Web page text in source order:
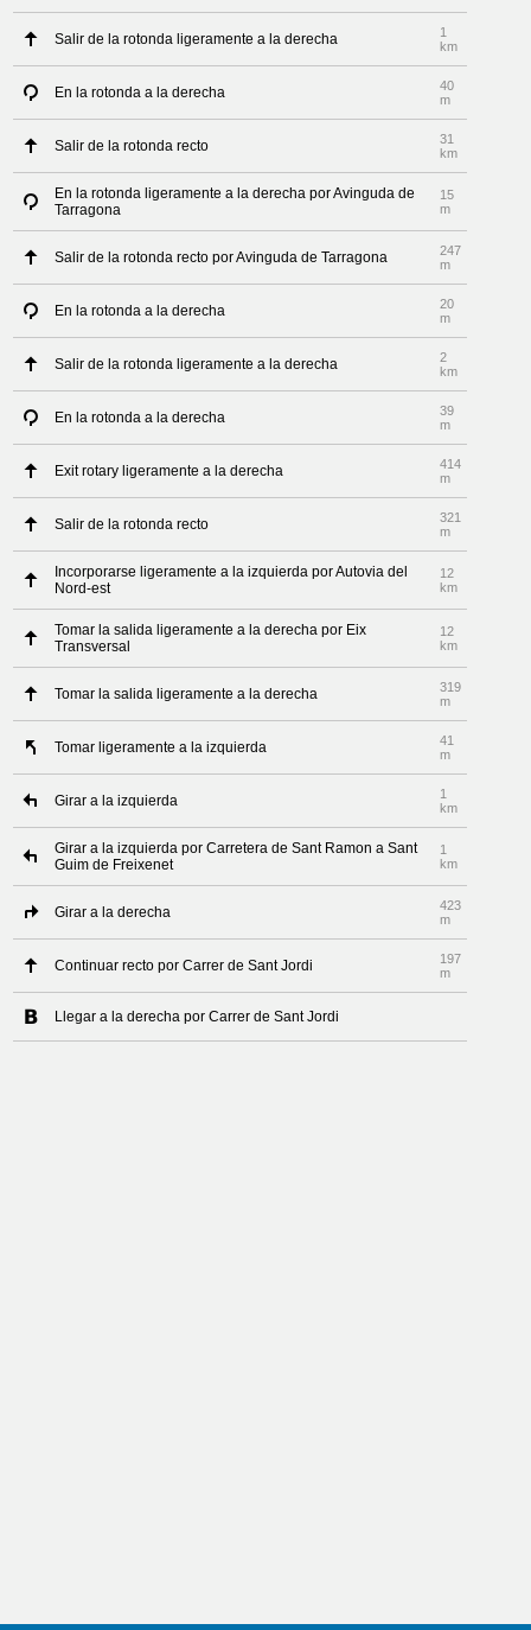
Salir de la rotonda ligeramente a la derecha
1
km
En la rotonda a la derecha
40
m
Salir de la rotonda recto
31
km
En la rotonda ligeramente a la derecha por Avinguda de
Tarragona
15
m
Salir de la rotonda recto por Avinguda de Tarragona
247
m
En la rotonda a la derecha
20
m
Salir de la rotonda ligeramente a la derecha
2
km
En la rotonda a la derecha
39
m
Exit rotary ligeramente a la derecha
414
m
Salir de la rotonda recto
321
m
Incorporarse ligeramente a la izquierda por Autovia del
Nord-est
12
km
Tomar la salida ligeramente a la derecha por Eix
Transversal
12
km
Tomar la salida ligeramente a la derecha
319
m
Tomar ligeramente a la izquierda
41
m
Girar a la izquierda
1
km
Girar a la izquierda por Carretera de Sant Ramon a Sant
Guim de Freixenet
1
km
Girar a la derecha
423
m
Continuar recto por Carrer de Sant Jordi
197
m
Llegar a la derecha por Carrer de Sant Jordi